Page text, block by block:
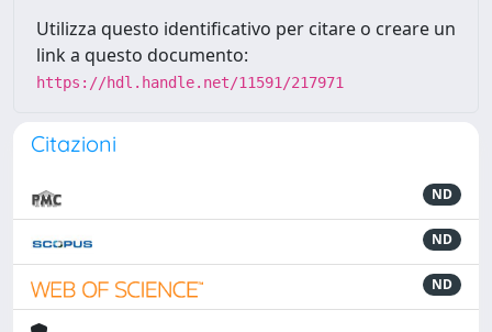
Utilizza questo identificativo per citare o creare un
link a questo documento:
https://hdl.handle.net/11591/217971
Citazioni
ND
ND
ND